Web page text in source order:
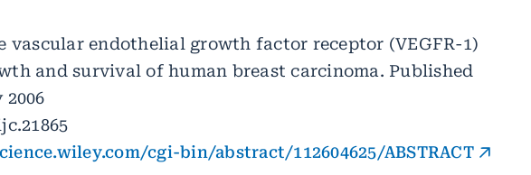
vascular endothelial growth factor receptor (VEGFR-1)
and survival of human breast carcinoma. Published
cgi-bin/abstract/112604625/ABSTRACT